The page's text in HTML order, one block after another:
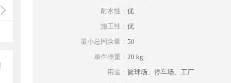
耐水性： 优
施工性： 优
最小总固含量： 50
单件净重： 20 kg
用途： 篮球场、停车场、工厂